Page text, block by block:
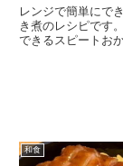
レンジで簡単にで
き煮のレシピです
できるスピートお
和食